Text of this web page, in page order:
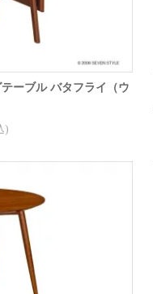
ーブル バタフライ（ウ
)